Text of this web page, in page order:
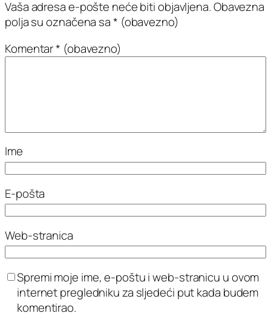
Vaša adresa e-pošte neće biti objavljena.Obavezna
polja su označena sa* (obavezno)
Komentar* (obavezno)
Ime
E-pošta
Web-stranica
Spremi moje ime, e-poštu i web-stranicu u ovom
internet pregledniku za sljedeći put kada budem
komentirao.